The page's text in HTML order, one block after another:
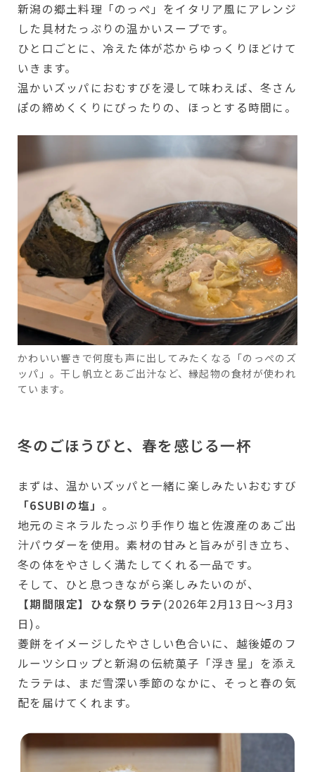
新潟の郷土料理「のっぺ」をイタリア風にアレンジ
した具材たっぷりの温かいスープです。
ひと口ごとに、冷えた体が芯からゆっくりほどけて
いきます。
温かいズッパにおむすびを浸して味わえば、冬さん
ぽの締めくくりにぴったりの、ほっとする時間に。
かわいい響きで何度も声に出してみたくなる「のっぺのズ
ッパ」。干し帆立とあご出汁など、縁起物の食材が使われ
ています。
冬のごほうびと、春を感じる一杯
まずは、温かいズッパと一緒に楽しみたいおむすび
「6SUBIの塩」 。
地元のミネラルたっぷり手作り塩と佐渡産のあご出
汁パウダーを使用。素材の甘みと旨みが引き立ち、
冬の体をやさしく満たしてくれる一品です。
そして、ひと息つきながら楽しみたいのが、
【期間限定】ひな祭りラテ(2026年2月13日〜3月3
日)。
菱餅をイメージしたやさしい色合いに、越後姫のフ
ルーツシロップと新潟の伝統菓子「浮き星」を添え
たラテは、まだ雪深い季節のなかに、そっと春の気
配を届けてくれます。